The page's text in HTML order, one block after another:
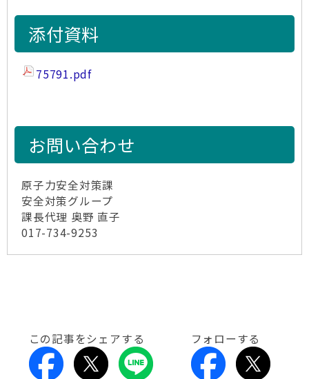
添付資料
75791.pdf
お問い合わせ
原子力安全対策課
安全対策グループ
課長代理 奥野 直子
017-734-9253
この記事をシェアする フォローする